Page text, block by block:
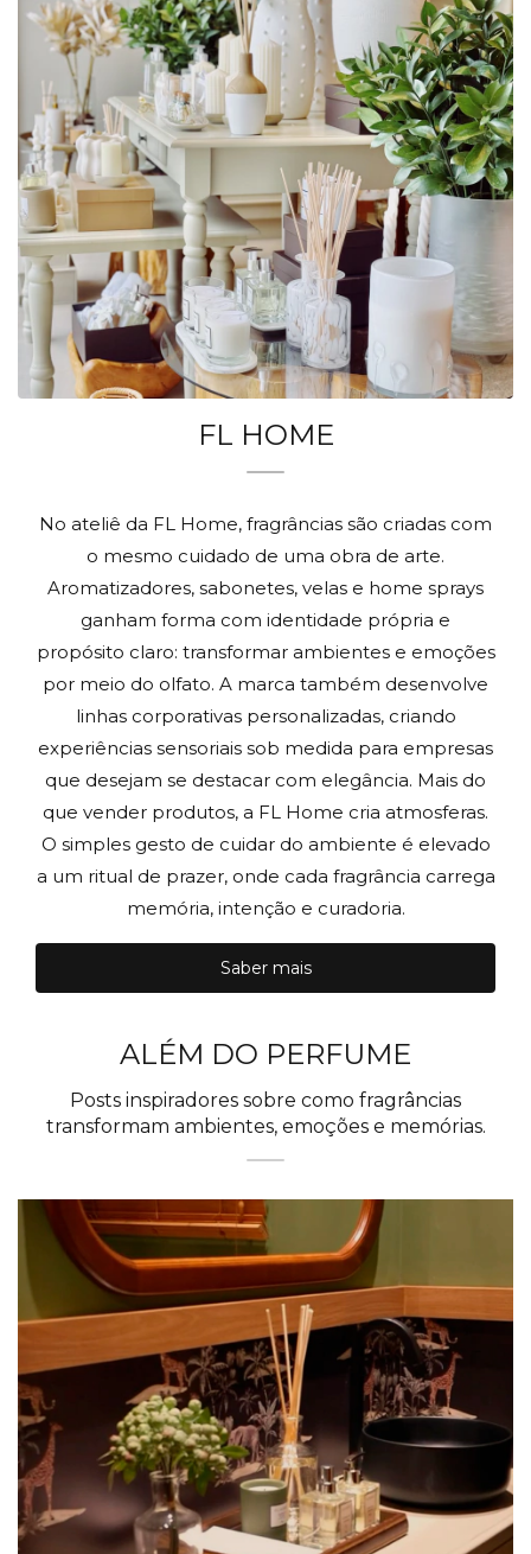
FL HOME
No ateliê da FL Home, fragrâncias são criadas com
o mesmo cuidado de uma obra de arte.
Aromatizadores, sabonetes, velas e home sprays
ganham forma com identidade própria e
propósito claro: transformar ambientes e emoções
por meio do olfato. A marca também desenvolve
linhas corporativas personalizadas, criando
experiências sensoriais sob medida para empresas
que desejam se destacar com elegância. Mais do
que vender produtos, a FL Home cria atmosferas.
O simples gesto de cuidar do ambiente é elevado
a um ritual de prazer, onde cada fragrância carrega
memória, intenção e curadoria.
Saber mais
ALÉM DO PERFUME
Posts inspiradores sobre como fragrâncias
transformam ambientes, emoções e memórias.